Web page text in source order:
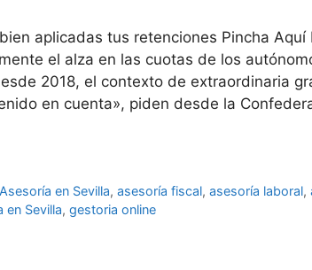
aplicadas tus retenciones Pincha Aquí
el alza en las cuotas de los
2018, el contexto de extraordinaria
en cuenta», piden desde la
Asesoría en Sevilla,asesoría fiscal,asesoría laboral,
en Sevilla, gestoria online